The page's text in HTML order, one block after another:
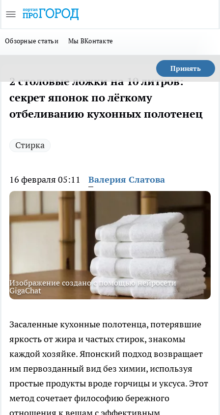
Обзорные статьи Мы ВКонтакте
Принять
2 столовые ложки на 10 литров:
секрет японок по лёгкому
отбеливанию кухонных полотенец
Стирка
16 февраля 05:11 Валерия Слатова
Изображение создано с помощью нейросети
GigaChat
Засаленные кухонные полотенца, потерявшие
яркость от жира и частых стирок, знакомы
каждой хозяйке. Японский подход возвращает
им первозданный вид без химии, используя
простые продукты вроде горчицы и уксуса. Этот
метод сочетает философию бережного
отношения к вещам с эффективным